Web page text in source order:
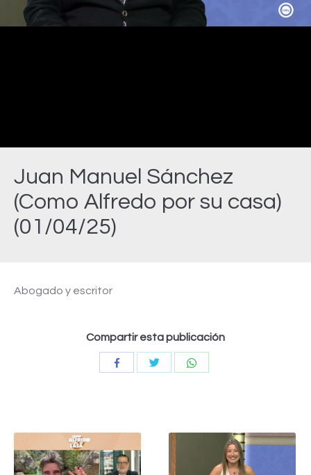
Juan Manuel Sánchez
(Como Alfredo por su casa)
(01/04/25)
Video
Abogado y escritor
Compartir esta publicación
CompartirCompartir